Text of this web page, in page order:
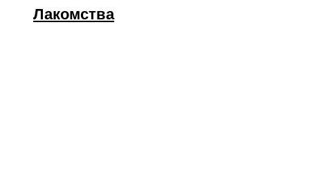
Лакомства